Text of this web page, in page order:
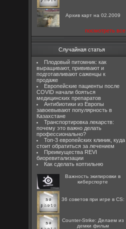
Архив карт на 02.2009
посмотреть все
Случайная статья
Плодовый питомник: как
выращивают, прививают и
подготавливают саженцы к
продаже
Европейские пациенты после
COVID начали бояться
медицинских препаратов
Антибиотики из Европы
завоевывают популярность в
Казахстане
Транспортировка лекарств:
почему это важно делать
профессионально?
Топ-3 европейских клиник, куда
стоит обратиться за лечением
Преимущества REVI
биоревитализации
Как сделать коптильню
Важность экипировки в
киберспорте
36 советов при игре в CS:
Counter-Strike: Делаем из
демки фильм